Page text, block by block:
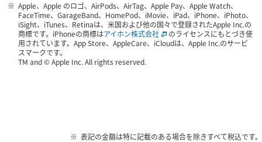
Apple、Apple のロゴ、AirPods、AirTag、Apple Pay、Apple Watch、
FaceTime、GarageBand、HomePod、iMovie、iPad、iPhone、iPhoto、
iSight、iTunes、Retinaは、米国および他の国々で登録されたApple Inc.の
商標です。iPhoneの商標はアイホン株式会社
のライセンスにもとづき使
用されています。App Store、AppleCare、iCloudは、Apple Inc.のサービ
スマークです。
TM and © Apple Inc. All rights reserved.
表記の金額は特に記載のある場合を除きすべて税込です。